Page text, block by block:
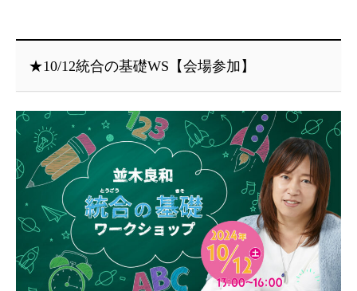
★10/12統合の基礎WS【会場参加】